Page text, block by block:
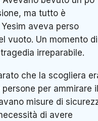
ma tutto è
aveva perso
vuoto. Un momento di
irreparabile.
che la scogliera
per ammirare il
misure di
di avere